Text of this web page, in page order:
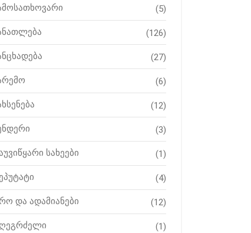
(5)
(126)
(27)
(6)
(12)
(3)
სახეები (1)
(4)
და ადამიანები (12)
(1)